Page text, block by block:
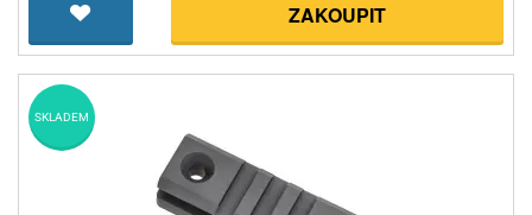
ZAKOUPIT
SKLADEM